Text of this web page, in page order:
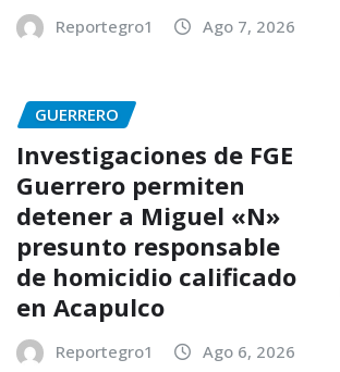
Reportegro1 Ago 7, 2026
GUERRERO
Investigaciones de FGE
Guerrero permiten
detener a Miguel «N»
presunto responsable
de homicidio calificado
en Acapulco
Reportegro1 Ago 6, 2026